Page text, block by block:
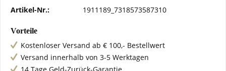
Artikel-Nr.: 1911189_7318573587310
Vorteile
Kostenloser Versand ab € 100,- Bestellwert
Versand innerhalb von 3-5 Werktagen